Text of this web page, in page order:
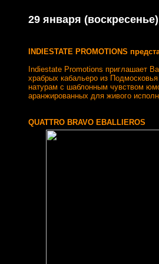
29 января
INDIESTATE PROMOTIONS
Indiestate Promotions приглашает
храбрых кабальеро из
натурам с шаблонным чувством
аранжированных для живого
QUATTRO BRAVO EBALLIEROS